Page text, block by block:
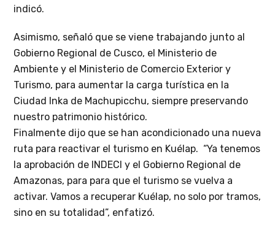
indicó.
Asimismo, señaló que se viene trabajando junto al
Gobierno Regional de Cusco, el Ministerio de
Ambiente y el Ministerio de Comercio Exterior y
Turismo, para aumentar la carga turística en la
Ciudad Inka de Machupicchu, siempre preservando
nuestro patrimonio histórico.
Finalmente dijo que se han acondicionado una nueva
ruta para reactivar el turismo en Kuélap. “Ya tenemos
la aprobación de INDECI y el Gobierno Regional de
Amazonas, para para que el turismo se vuelva a
activar. Vamos a recuperar Kuélap, no solo por tramos,
sino en su totalidad”, enfatizó.